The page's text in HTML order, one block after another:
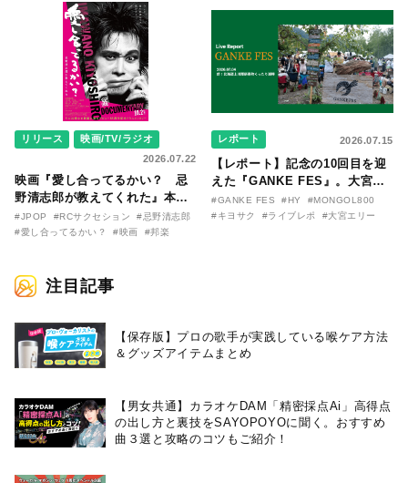
〇のはなし〜』
た日。
リリース
映画/TV/ラジオ
2026.07.22
映画『愛し合ってるかい？ 忌
野清志郎が教えてくれた』本予
告映像とキービジュアルがつい
に解禁！ キヨシロー関連商品も
#JPOP #RCサクセション
#忌野清志郎
#愛し合ってるかい？
#映画 #邦楽
レポート 2026.07.15
【レポート】記念の10回目を迎
えた『GANKE FES』。大宮エ
リー作『アイヌの神々の崖』を
前に、キヨサク
#GANKE FES #HY
#MONGOL800
#キヨサク
#ライブレポ #大宮エリー
注目記事
【保存版】プロの歌手が実践している喉ケア⽅法
＆グッズアイテムまとめ
【男女共通】カラオケDAM「精密採点Ai」高得点
の出し方と裏技をSAYOPOYOに聞く。おすすめ
曲３選と攻略のコツもご紹介！